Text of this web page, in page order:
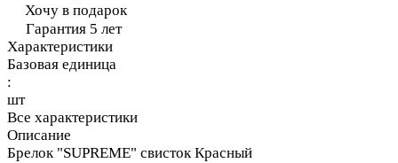
Хочу в подарок
Гарантия 5 лет
Характеристики
Базовая единица
:
шт
Все характеристики
Описание
Брелок "SUPREME" свисток Красный